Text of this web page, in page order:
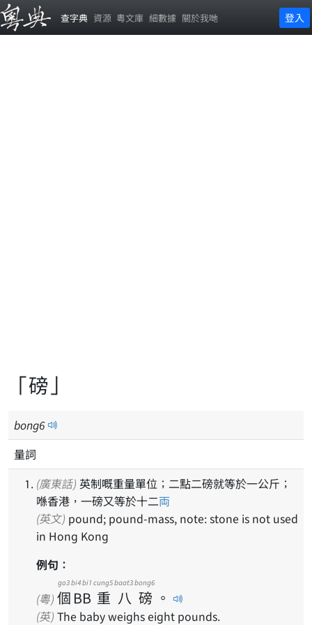
查字典 資源 粵文庫 細數據 關於我哋 登入
「磅」
bong6
量詞
(廣東話)
喺香港，一磅又等於十二両
(英文)
in Hong Kong
例句：
(粵) 個
go3
BB
bi4 bi1
重
cung5
八
baat3
磅
bong6
。
(英) The baby weighs eight pounds.